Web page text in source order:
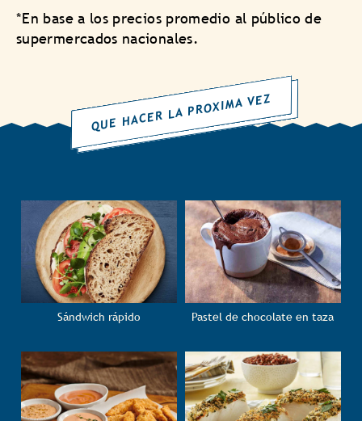
*En base a los precios promedio al público de
supermercados nacionales.
QUE HACER LA PROXIMA VEZ
Sándwich rápido Pastel de chocolate en taza